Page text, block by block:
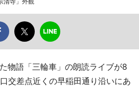
物語「三輪車」の朗読ライブが8
交差点近くの早稲田通り沿いにあ